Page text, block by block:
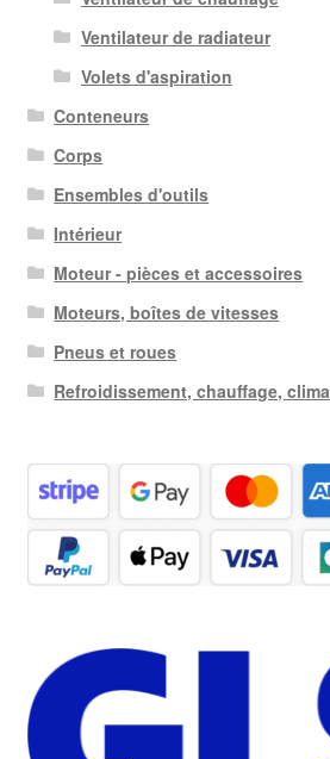
Ventilateur de radiateur
Volets d'aspiration
Conteneurs
Corps
Ensembles d'outils
Intérieur
Moteur - pièces et accessoires
Moteurs, boîtes de vitesses
Pneus et roues
Refroidissement, chauffage,